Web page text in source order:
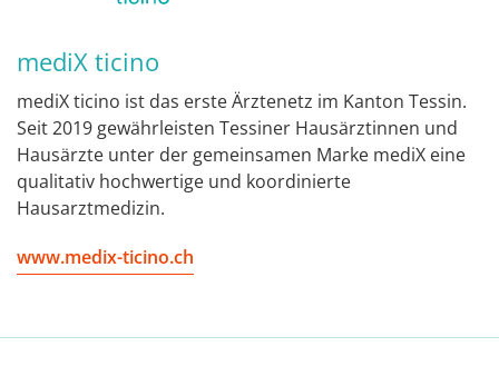
mediX ticino
mediX ticino ist das erste Ärztenetz im Kanton Tessin.
Seit 2019 gewährleisten Tessiner Hausärztinnen und
Hausärzte unter der gemeinsamen Marke mediX eine
qualitativ hochwertige und koordinierte
Hausarztmedizin.
www.medix-ticino.ch